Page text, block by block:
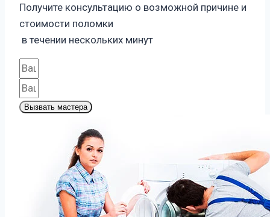
Получите консультацию о возможной причине и
стоимости поломки
в течении нескольких минут
Вызвать мастера